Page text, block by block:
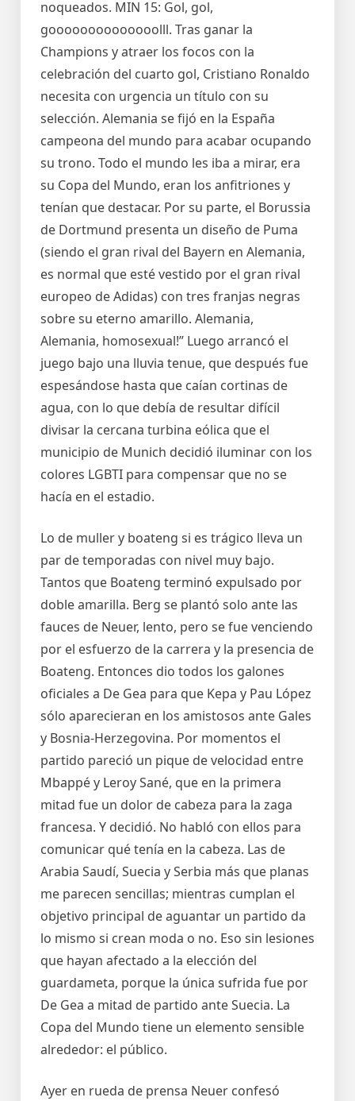
noqueados. MIN 15: Gol, gol,
goooooooooooooolll. Tras ganar la
Champions y atraer los focos con la
celebración del cuarto gol, Cristiano Ronaldo
necesita con urgencia un título con su
selección. Alemania se fijó en la España
campeona del mundo para acabar ocupando
su trono. Todo el mundo les iba a mirar, era
su Copa del Mundo, eran los anfitriones y
tenían que destacar. Por su parte, el Borussia
de Dortmund presenta un diseño de Puma
(siendo el gran rival del Bayern en Alemania,
es normal que esté vestido por el gran rival
europeo de Adidas) con tres franjas negras
sobre su eterno amarillo. Alemania,
Alemania, homosexual!” Luego arrancó el
juego bajo una lluvia tenue, que después fue
espesándose hasta que caían cortinas de
agua, con lo que debía de resultar difícil
divisar la cercana turbina eólica que el
municipio de Munich decidió iluminar con los
colores LGBTI para compensar que no se
hacía en el estadio.
Lo de muller y boateng si es trágico lleva un
par de temporadas con nivel muy bajo.
Tantos que Boateng terminó expulsado por
doble amarilla. Berg se plantó solo ante las
fauces de Neuer, lento, pero se fue venciendo
por el esfuerzo de la carrera y la presencia de
Boateng. Entonces dio todos los galones
oficiales a De Gea para que Kepa y Pau López
sólo aparecieran en los amistosos ante Gales
y Bosnia-Herzegovina. Por momentos el
partido pareció un pique de velocidad entre
Mbappé y Leroy Sané, que en la primera
mitad fue un dolor de cabeza para la zaga
francesa. Y decidió. No habló con ellos para
comunicar qué tenía en la cabeza. Las de
Arabia Saudí, Suecia y Serbia más que planas
me parecen sencillas; mientras cumplan el
objetivo principal de aguantar un partido da
lo mismo si crean moda o no. Eso sin lesiones
que hayan afectado a la elección del
guardameta, porque la única sufrida fue por
De Gea a mitad de partido ante Suecia. La
Copa del Mundo tiene un elemento sensible
alrededor: el público.
Ayer en rueda de prensa Neuer confesó